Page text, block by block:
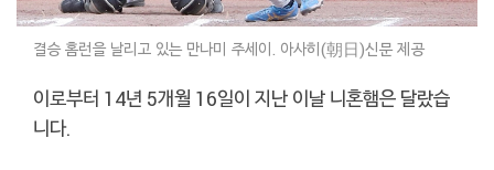
결승 홈런을 날리고 있는 만나미 주세이. 아사히(朝日)신문 제공
이로부터 14년 5개월 16일이 지난 이날 니혼햄은 달랐습
니다.